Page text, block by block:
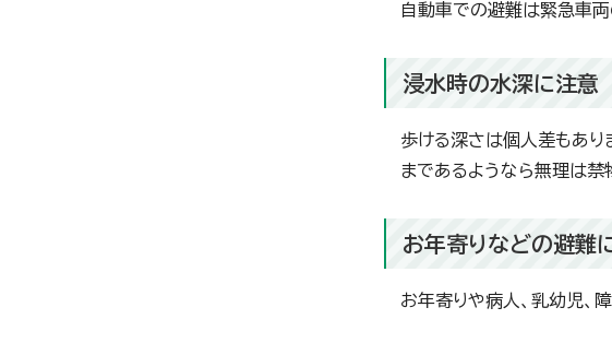
自動車での避難は緊急車両
浸水時の水深に注意
歩ける深さは個人差もあり
まであるようなら無理は禁
お年寄りなどの避難
お年寄りや病人、乳幼児、